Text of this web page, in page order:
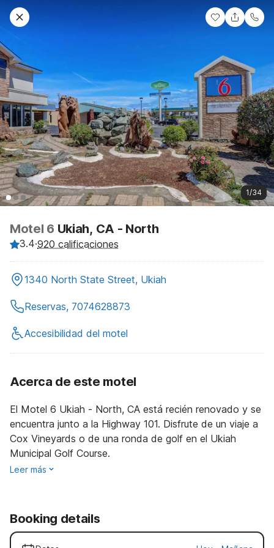
1/34
Motel 6 Ukiah, CA - North
3.4·920 calificaciones
1340 North State Street, Ukiah
Reservas, 7074628873
Accesibilidad del motel
Acerca de este motel
El Motel 6 Ukiah - North, CA está recién renovado y se
encuentra junto a la Highway 101. Disfrute de un viaje a
Cox Vineyards o de una ronda de golf en el Ukiah
Municipal Golf Course.
Leer más
Booking details